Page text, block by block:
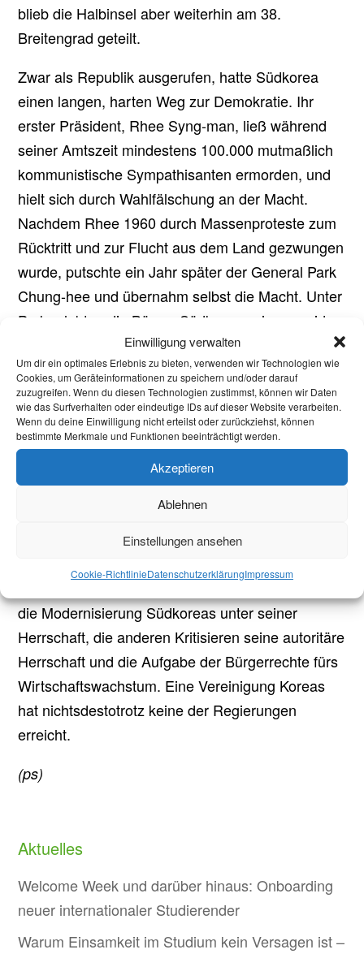
Einwilligung verwalten
Um dir ein optimales Erlebnis zu bieten, verwenden wir Technologien wie
Cookies, um Geräteinformationen zu speichern und/oder darauf
zuzugreifen. Wenn du diesen Technologien zustimmst, können wir Daten
wie das Surfverhalten oder eindeutige IDs auf dieser Website verarbeiten.
Wenn du deine Einwilligung nicht erteilst oder zurückziehst, können
bestimmte Merkmale und Funktionen beeinträchtigt werden.
Akzeptieren
Ablehnen
Einstellungen ansehen
Cookie-RichtlinieDatenschutzerklärungImpressum
blieb die Halbinsel aber weiterhin am 38.
Breitengrad geteilt.
Zwar als Republik ausgerufen, hatte Südkorea
einen langen, harten Weg zur Demokratie. Ihr
erster Präsident, Rhee Syng-man, ließ während
seiner Amtszeit mindestens 100.000 mutmaßlich
kommunistische Sympathisanten ermorden, und
hielt sich durch Wahlfälschung an der Macht.
Nachdem Rhee 1960 durch Massenproteste zum
Rücktritt und zur Flucht aus dem Land gezwungen
wurde, putschte ein Jahr später der General Park
Chung-hee und übernahm selbst die Macht. Unter
Park erlebten die Bürger Südkoreas einen rapiden
wirtschaftlichen Aufschwung, aber auch die
Repressalien seiner autokratischen
Militärregierung. Auf Park folgte eine weitere
Militärdiktatur, deren Ende 1987 mit einer Reihe
von Massenprotesten angestoßen wurde. Das
wahre Ende der Militärdiktaturen und Südkoreas
Wandel zur modernen Demokratie markierte aber
erst die Wahl Kim Dae-Jung’s im Dezember 1997.
Die Militärdiktaturen werden heute noch
einen loben den massiven Wirtschaftsboom und
die Modernisierung Südkoreas unter seiner
Herrschaft, die anderen Kritisieren seine autoritäre
Herrschaft und die Aufgabe der Bürgerrechte fürs
Wirtschaftswachstum. Eine Vereinigung Koreas
hat nichtsdestotrotz keine der Regierungen
erreicht.
(ps)
Aktuelles
Welcome Week und darüber hinaus: Onboarding
neuer internationaler Studierender
Warum Einsamkeit im Studium kein Versagen ist –